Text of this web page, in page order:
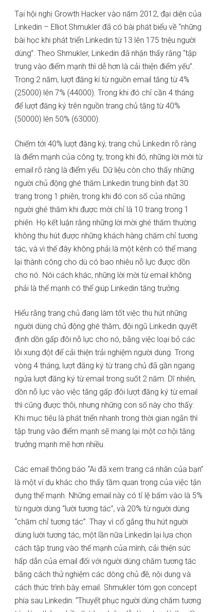
Tại hội nghị Growth Hacker vào năm 2012, đại diện của
Linkedin – Elliot Shmukler đã có bài phát biểu về “những
bài học khi phát triển Linkedin từ 13 lên 175 triệu người
dùng”. Theo Shmukler, Linkedin đã nhận thấy rằng “tập
trung vào điểm mạnh thì dễ hơn là cải thiện điểm yếu”.
Trong 2 năm, lượt đăng kí từ nguồn email tăng từ 4%
(25000) lên 7% (44000). Trong khi đó chỉ cần 4 tháng
để lượt đăng ký trên nguồn trang chủ tăng từ 40%
(50000) lên 50% (63000).
Chiếm tới 40% lượt đăng ký, trang chủ Linkedin rõ ràng
là điểm mạnh của công ty, trong khi đó, những lời mời từ
email rõ ràng là điểm yếu. Dữ liệu còn cho thấy những
người chủ động ghé thăm Linkedin trung bình đạt 30
trang trong 1 phiên, trong khi đó con số của những
người ghé thăm khi được mời chỉ là 10 trang trong 1
phiên. Họ kết luận rằng những lời mời ghé thăm thường
không thu hút được những khách hàng chăm chỉ tương
tác, và vì thế đây không phải là một kênh có thể mang
lại thành công cho dù có bao nhiêu nỗ lực được dồn
cho nó. Nói cách khác, những lời mời từ email không
phải là thế mạnh có thể giúp Linkedin tăng trưởng.
Hiểu rằng trang chủ đang làm tốt việc thu hút những
người dùng chủ động ghé thăm, đội ngũ Linkedin quyết
định dồn gấp đôi nỗ lực cho nó, bằng việc loại bỏ các
lỗi xung đột để cải thiện trải nghiệm người dùng. Trong
vòng 4 tháng, lượt đăng ký từ trang chủ đã gần ngang
ngửa lượt đăng ký từ email trong suốt 2 năm. Dĩ nhiên,
dồn nỗ lực vào việc tăng gấp đôi lượt đăng ký từ email
thì cũng được thôi, nhưng những con số này cho thấy:
Khi mục tiêu là phát triển nhanh trong thời gian ngắn thì
tập trung vào điểm mạnh sẽ mang lại một cơ hội tăng
trưởng mạnh mẽ hơn nhiều.
Các email thông báo “Ai đã xem trang cá nhân của bạn”
là một ví dụ khác cho thấy tầm quan trọng của việc tận
dụng thế mạnh. Những email này có tỉ lệ bấm vào là 5%
từ người dùng “lười tương tác”, và 20% từ người dùng
“chăm chỉ tương tác”. Thay vì cố gắng thu hút người
dùng lười tương tác, một lần nữa Linkedin lại lựa chọn
cách tập trung vào thế mạnh của mình, cải thiện sức
hấp dẫn của email đối với người dùng chăm tương tác
bằng cách thử nghiệm các dòng chủ đề, nội dung và
cách thức trình bày email. Shmukler tóm gọn concept
phía sau Linkedin: “Thuyết phục người dùng chăm tương